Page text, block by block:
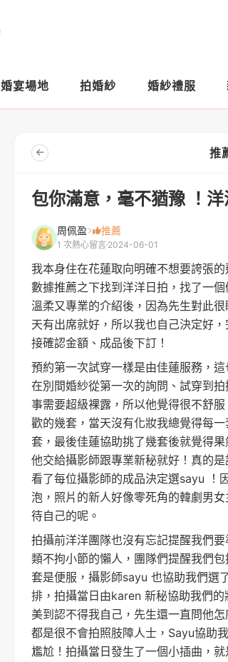
婚宴場地 拍婚紗 婚紗禮服
推
包你滿意，毫不猶豫 ！洋
周佩盈 推薦
1 次熱心留言 2024-06-01
我本身住在花蓮取向明確不想要誇張
數據推薦之下找到洋洋日拍，找了一
溫柔又專業的介紹後，因為先生對此
天有出席就好，所以我也自己決定好
接確認金額、成品後下訂！
預約第一次試穿一樣是由佳蓮服務，
在別間婚紗從第一次的詢問、試穿到
事需要超級裸露，所以他覺得很不舒
歡的幾套，當天沒有化妝我總覺得每
套，最後佳蓮協助挑了幾套後就覺得
他交給攝影師跟專業新秘就好！真的
看了每位攝影師的成品決定選sayu ！
泡，照片的新人好像零死角的韓劇男
待自己的呢。
拍攝前洋洋團隊也沒有忘記提醒我們
類不拘小節的懶人，團隊們提醒我們
套是便服，攝影師sayu 也協助我們選
排，拍攝當日由karen 新秘協助我們
美到認不得我自己，先生還一直問他
都是很不會拍照肢障人士，Sayu協助
尷尬！拍攝當日發生了一個小插曲，